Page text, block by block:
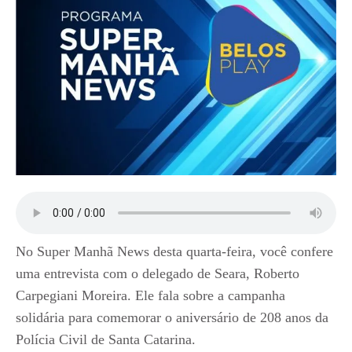
No Super Manhã News desta quarta-feira, você confere
uma entrevista com o delegado de Seara, Roberto
Carpegiani Moreira. Ele fala sobre a campanha
solidária para comemorar o aniversário de 208 anos da
Polícia Civil de Santa Catarina.